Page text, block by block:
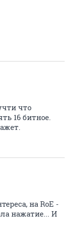
что
16 битное.
на RoE -
нажатие... И